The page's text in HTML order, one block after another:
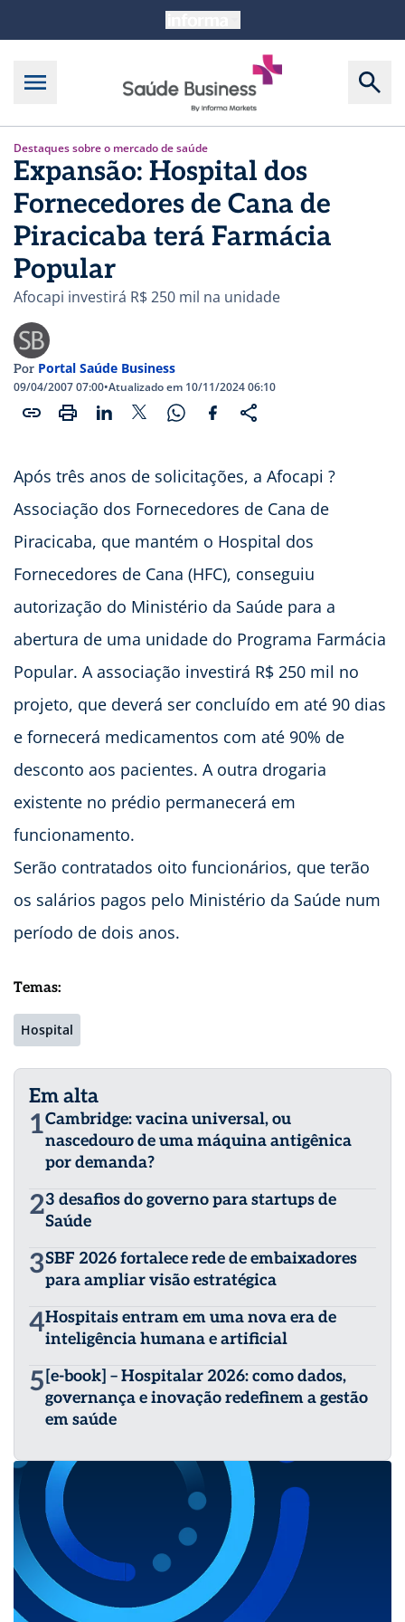
Destaques sobre o mercado de saúde
Expansão: Hospital dos
Fornecedores de Cana de
Piracicaba terá Farmácia
Popular
Afocapi investirá R$ 250 mil na unidade
Por Portal Saúde Business
09/04/2007 07:00•Atualizado em 10/11/2024 06:10
Após três anos de solicitações, a Afocapi ?
Associação dos Fornecedores de Cana de
Piracicaba, que mantém o Hospital dos
Fornecedores de Cana (HFC), conseguiu
autorização do Ministério da Saúde para a
abertura de uma unidade do Programa Farmácia
Popular. A associação investirá R$ 250 mil no
projeto, que deverá ser concluído em até 90 dias
e fornecerá medicamentos com até 90% de
desconto aos pacientes. A outra drogaria
existente no prédio permanecerá em
funcionamento.
Serão contratados oito funcionários, que terão
os salários pagos pelo Ministério da Saúde num
período de dois anos.
Temas:
Hospital
Em alta
1Cambridge: vacina universal, ou
nascedouro de uma máquina antigênica
por demanda?
23 desafios do governo para startups de
Saúde
3SBF 2026 fortalece rede de embaixadores
para ampliar visão estratégica
4Hospitais entram em uma nova era de
inteligência humana e artificial
5 [e-book] – Hospitalar 2026: como dados,
governança e inovação redefinem a gestão
em saúde